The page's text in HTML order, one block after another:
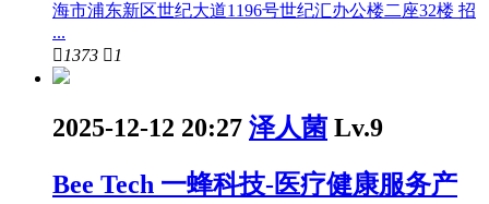
海市浦东新区世纪大道1196号世纪汇办公楼二座32楼 招
...
 1373  1
2025-12-12 20:27 泽人菌 Lv.9
Bee Tech 一蜂科技-医疗健康服务产